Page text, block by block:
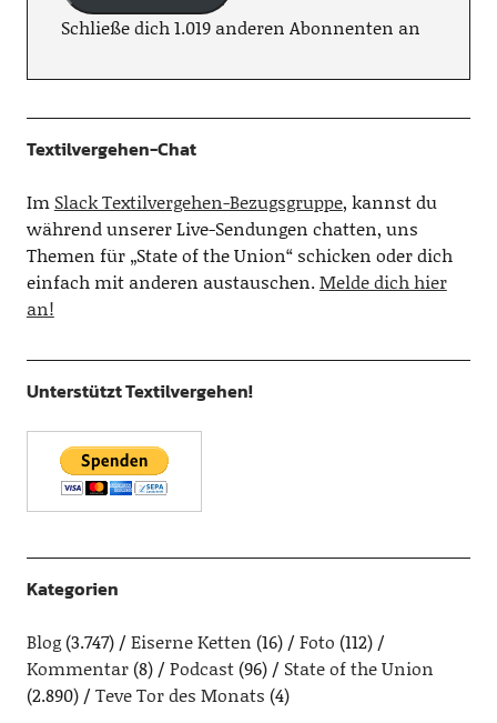
Schließe dich 1.019 anderen Abonnenten an
Textilvergehen-Chat
Im Slack Textilvergehen-Bezugsgruppe, kannst du
während unserer Live-Sendungen chatten, uns
Themen für „State of the Union“ schicken oder dich
einfach mit anderen austauschen.Melde dich hier
an!
Unterstützt Textilvergehen!
Kategorien
Blog(3.747) Eiserne Ketten (16) Foto (112)
Kommentar(8) Podcast(96)
State of the Union
(2.890)
Teve Tor des Monats (4)